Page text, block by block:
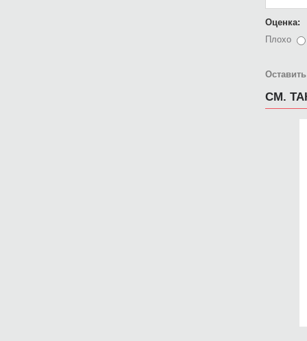
Оценка:
Плохо
СМ.